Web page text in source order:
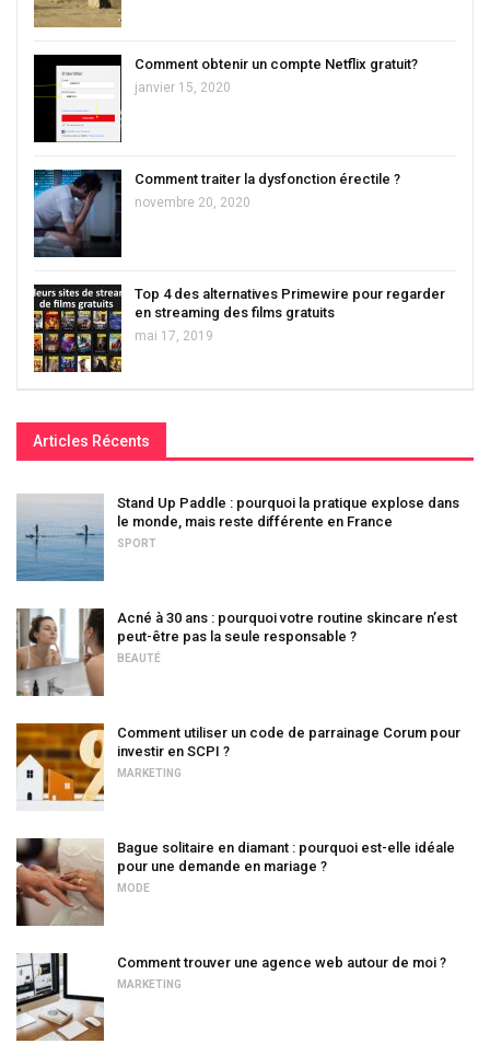
Comment obtenir un compte Netflix gratuit?
janvier 15, 2020
Comment traiter la dysfonction érectile ?
novembre 20, 2020
Top 4 des alternatives Primewire pour regarder
en streaming des films gratuits
mai 17, 2019
Articles Récents
Stand Up Paddle : pourquoi la pratique explose dans
le monde, mais reste différente en France
SPORT
Acné à 30 ans : pourquoi votre routine skincare n’est
peut-être pas la seule responsable ?
BEAUTÉ
Comment utiliser un code de parrainage Corum pour
investir en SCPI ?
MARKETING
Bague solitaire en diamant : pourquoi est-elle idéale
pour une demande en mariage ?
MODE
Comment trouver une agence web autour de moi ?
MARKETING